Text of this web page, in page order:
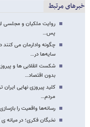
خبرهای مرتبط
روایت ملکیان و مجلسی
پس…
چگونه وادارمان می
سایه‌ها در…
شکست انقلابی ها و
بدون اقتصاد…
کلید پیروزی نهایی
مردم…
رسانه‌ها واقعیت را
نخبگان فکری؛ در میانه